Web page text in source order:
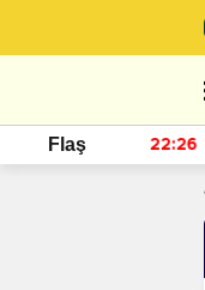
Flaş 22:26